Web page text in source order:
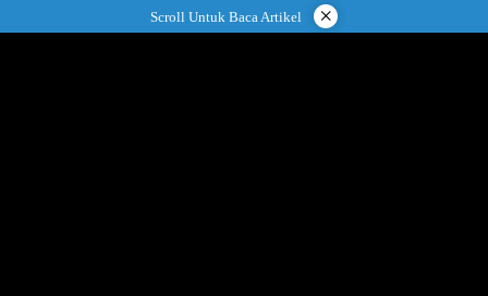
ke
Scroll Untuk Baca Artikel ×